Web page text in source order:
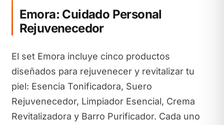
Emora: Cuidado Personal
Rejuvenecedor
El set Emora incluye cinco productos
diseñados para rejuvenecer y revitalizar tu
piel: Esencia Tonificadora, Suero
Rejuvenecedor, Limpiador Esencial, Crema
Revitalizadora y Barro Purificador. Cada uno